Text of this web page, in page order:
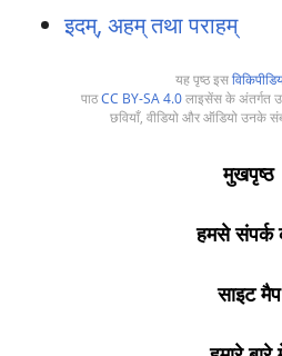
इदम्, अहम् तथा पराहम्
यह पृष्ठ इस
पाठCC BY-SA 4.0लाइसेंस के अंतर्गत
छवियाँ, वीडियो और ऑडियो उनके
मुखपृष्ठ
हमसे संपर्क
साइट मैप